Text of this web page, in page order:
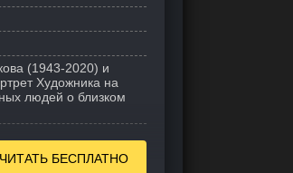
(1943-2020) и
Художника на
людей о близком
ЧИТАТЬ БЕСПЛАТНО